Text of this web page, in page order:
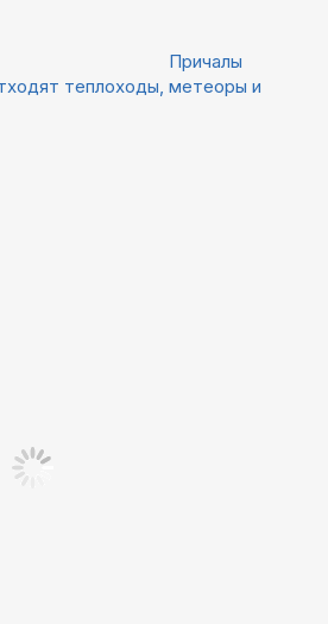
Причалы
теплоходы, метеоры и